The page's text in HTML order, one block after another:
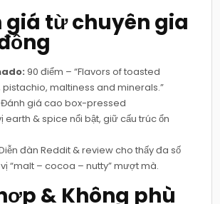
giá từ chuyên gia
90 điểm – “Flavors of toasted
maltiness and minerals.”
Đánh giá cao box-pressed
earth & spice nổi bật, giữ cấu trúc ổn
đàn Reddit & review cho thấy đa số
“malt – cocoa – nutty” mượt mà.
& Không phù